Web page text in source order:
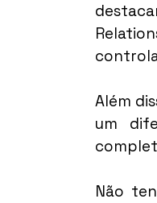
Além
um
Não